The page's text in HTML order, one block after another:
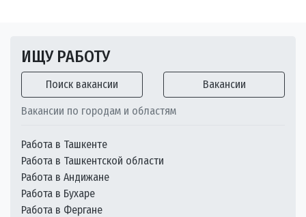
ИЩУ РАБОТУ
Поиск вакансии Вакансии
Вакансии по городам и областям
Работа в Ташкенте
Работа в Ташкентской области
Работа в Андижане
Работа в Бухаре
Работа в Фергане